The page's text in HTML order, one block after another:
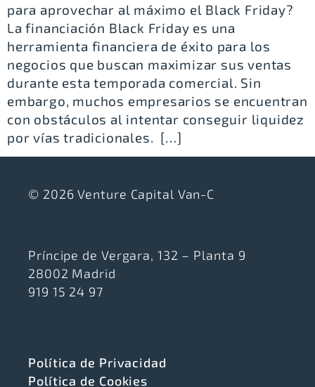
para aprovechar al máximo el Black Friday?
La financiación Black Friday es una
herramienta financiera de éxito para los
negocios que buscan maximizar sus ventas
durante esta temporada comercial. Sin
embargo, muchos empresarios se encuentran
con obstáculos al intentar conseguir liquidez
por vías tradicionales. […]
© 2026 Venture Capital Van-C
Príncipe de Vergara, 132 – Planta 9
28002 Madrid
919 15 24 97
Política de Privacidad
Política de Cookies